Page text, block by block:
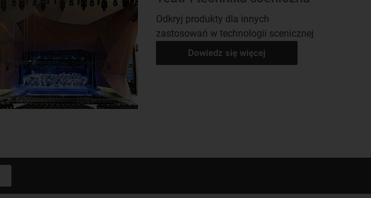
Odkryj produkty dla innych
zastosowań w technologii scenicznej
Dowiedz się więcej